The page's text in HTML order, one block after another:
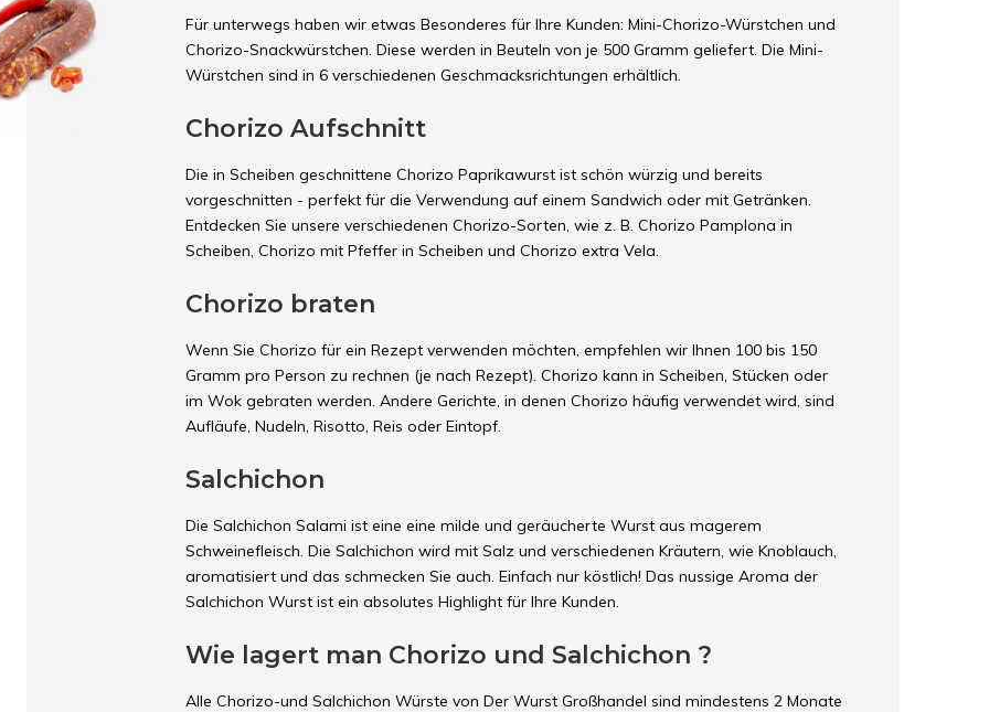
Für unterwegs haben wir etwas Besonderes für Ihre Kunden: Mini-Chorizo-Würstchen und
Chorizo-Snackwürstchen. Diese werden in Beuteln von je 500 Gramm geliefert. Die Mini-
Würstchen sind in 6 verschiedenen Geschmacksrichtungen erhältlich.
Chorizo Aufschnitt
Die in Scheiben geschnittene Chorizo Paprikawurst ist schön würzig und bereits
vorgeschnitten - perfekt für die Verwendung auf einem Sandwich oder mit Getränken.
Entdecken Sie unsere verschiedenen Chorizo-Sorten, wie z. B. Chorizo Pamplona in
Scheiben, Chorizo mit Pfeffer in Scheiben und Chorizo extra Vela.
Chorizo braten
Wenn Sie Chorizo für ein Rezept verwenden möchten, empfehlen wir Ihnen 100 bis 150
Gramm pro Person zu rechnen (je nach Rezept). Chorizo kann in Scheiben, Stücken oder
im Wok gebraten werden. Andere Gerichte, in denen Chorizo häufig verwendet wird, sind
Aufläufe, Nudeln, Risotto, Reis oder Eintopf.
Salchichon
Die Salchichon Salami ist eine eine milde und geräucherte Wurst aus magerem
Schweinefleisch. Die Salchichon wird mit Salz und verschiedenen Kräutern, wie Knoblauch,
aromatisiert und das schmecken Sie auch. Einfach nur köstlich! Das nussige Aroma der
Salchichon Wurst ist ein absolutes Highlight für Ihre Kunden.
Wie lagert man Chorizo und Salchichon ?
Alle Chorizo-und Salchichon Würste von Der Wurst Großhandel sind mindestens 2 Monate